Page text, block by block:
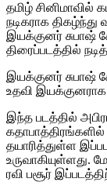
தமிழ்
நடிகராக
இயக்குனர் சுபாஷ்
திரைப்படத்தில்
இயக்குனர் சுபாஷ்
உதவி இயக்குனராக
இந்த படத்தில்
தயாரித்துள்ள
உருவாகியுள்ளது.
ரவி பசூர்